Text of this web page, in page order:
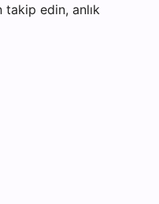
takip edin, anlık